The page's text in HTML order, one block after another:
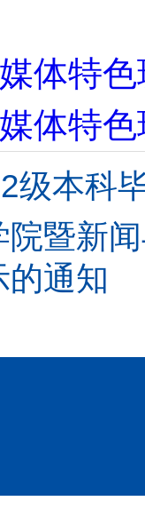
体特
体特
级本科
院暨新
通知